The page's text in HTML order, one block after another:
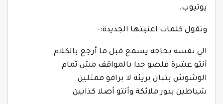
يوتيوب.
وتقول كلمات اغنيتها الجديدة:-
الي نفسه بحاجة يسمع قبل ما أرجع بالكلام
أنتو عشرة فلصو جدا بالمواقف مش تمام
الوشوش بتبان بريئة لا برافو ممثلين
شياطين بدور ملائكة وأنتو أصلا كذابين